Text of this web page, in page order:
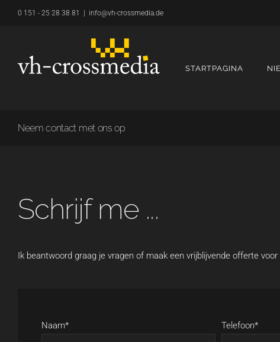
0 151 - 25 28 38 81 info@vh-crossmedia.de
STARTPAGINA
Neem contact met ons op
Schrijf me ...
Ik beantwoord graag je vragen of maak een vrijblijvende offerte
Naam* Telefoon*